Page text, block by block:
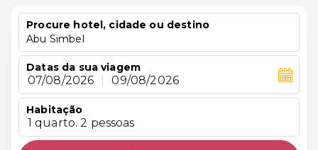
Procure hotel, cidade ou destino
Abu Simbel
Datas da sua viagem
07/08/2026 09/08/2026
Habitação
1 quarto. 2 pessoas